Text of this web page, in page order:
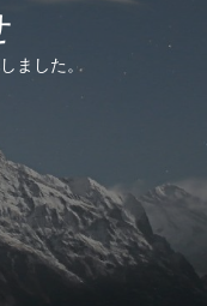
ました。